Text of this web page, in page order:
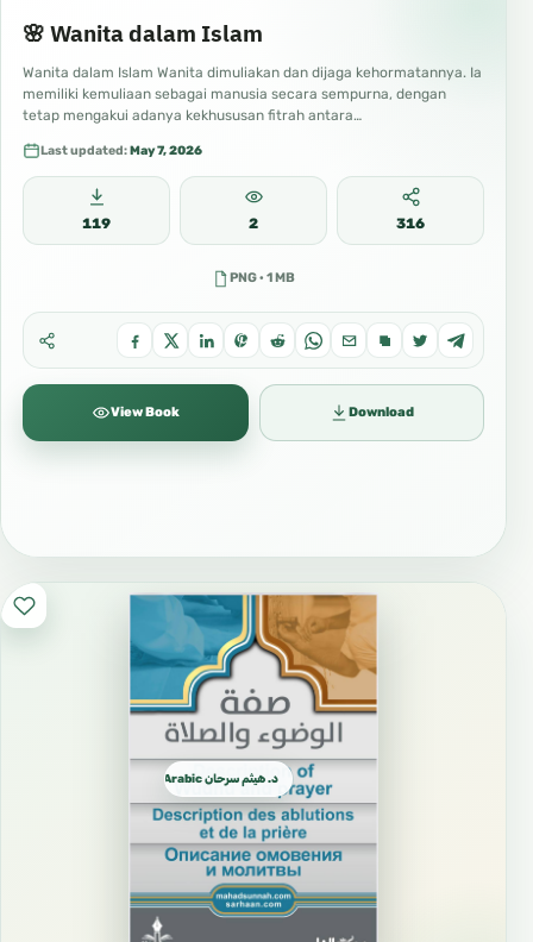
🌸 Wanita dalam Islam
Wanita dalam Islam Wanita dimuliakan dan dijaga kehormatannya. Ia
memiliki kemuliaan sebagai manusia secara sempurna, dengan
tetap mengakui adanya kekhususan fitrah antara…
Last updated:May 7, 2026
119 2 316
PNG · 1 MB
View Book Download
د. هيثم سرحان Arabic العربية